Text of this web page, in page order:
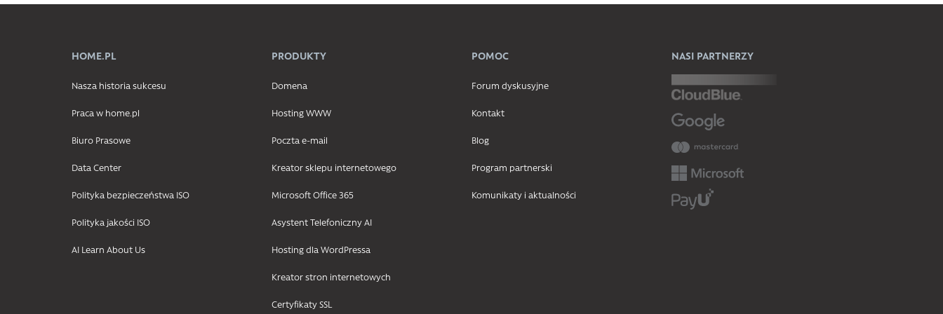
HOME.PL
Nasza historia sukcesu
Praca w home.pl
Biuro Prasowe
Data Center
Polityka bezpieczeństwa ISO
Polityka jakości ISO
AI Learn About Us
PRODUKTY
Domena
Hosting WWW
Poczta e-mail
Kreator sklepu internetowego
Microsoft Office 365
Asystent Telefoniczny AI
Hosting dla WordPressa
Kreator stron internetowych
Certyfikaty SSL
POMOC
Forum dyskusyjne
Kontakt
Blog
Program partnerski
Komunikaty i aktualności
NASI PARTNERZY